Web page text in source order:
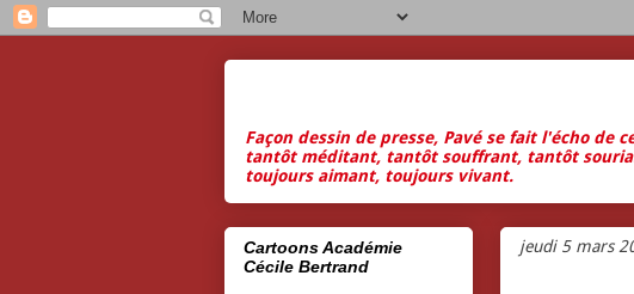
Façon dessin de presse, Pavé se fait l'écho de
tantôt méditant, tantôt souffrant, tantôt
toujours aimant, toujours vivant.
jeudi 5 mars
Cartoons Académie
Cécile Bertrand